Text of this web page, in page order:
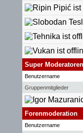
Super Moderatoren
Benutzername
Gruppenmitglieder
Forenmoderation
Benutzername